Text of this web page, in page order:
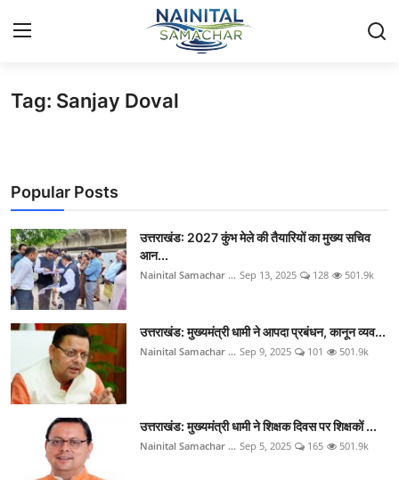
Login
🏔️ स्थानीय समाचार
🗳️ राजनीति
🏞️ पर्यटन और संस्कृति
🌍 अंतर्राष्ट्रीय समाचार
💼 व्यापार और अर्थव्यवस्था
Tag: Sanjay Doval
Popular Posts
उत्तराखंड: 2027 कुंभ मेले की तैयारियों का मुख्य सचिव
आन...
Nainital Samachar ... Sep 13, 2025 128 501.9k
उत्तराखंड: मुख्यमंत्री धामी ने आपदा प्रबंधन, कानून व्यव...
Nainital Samachar ... Sep 9, 2025 101 501.9k
उत्तराखंड: मुख्यमंत्री धामी ने शिक्षक दिवस पर शिक्षकों ...
Nainital Samachar ... Sep 5, 2025 165 501.9k